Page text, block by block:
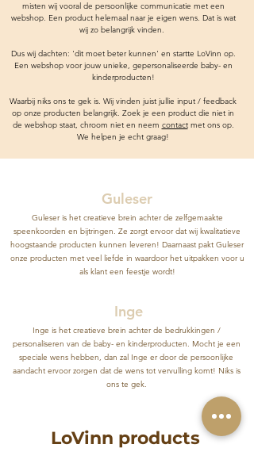
misten wij vooral de persoonlijke communicatie met een
webshop. Een product helemaal naar je eigen wens. Dat is wat
wij zo belangrijk vinden.
Dus wij dachten: 'dit moet beter kunnen' en startte LoVinn op.
Een webshop voor jouw unieke, gepersonaliseerde baby- en
kinderproducten!
Waarbij niks ons te gek is. Wij vinden juist jullie input / feedback
op onze producten belangrijk. Zoek je een product die niet in
de webshop staat, chroom niet en neem contactmet ons op.
We helpen je echt graag!
Guleser
Guleser is het creatieve brein achter de zelfgemaakte
speenkoorden en bijtringen. Ze zorgt ervoor dat wij kwalitatieve
hoogstaande producten kunnen leveren! Daarnaast pakt Guleser
onze producten met veel liefde in waardoor het uitpakken voor u
als klant een feestje wordt!
Inge
Inge is het creatieve brein achter de bedrukkingen /
personaliseren van de baby- en kinderproducten. Mocht je een
speciale wens hebben, dan zal Inge er door de persoonlijke
aandacht ervoor zorgen dat de wens tot vervulling komt! Niks is
ons te gek.
LoVinn products